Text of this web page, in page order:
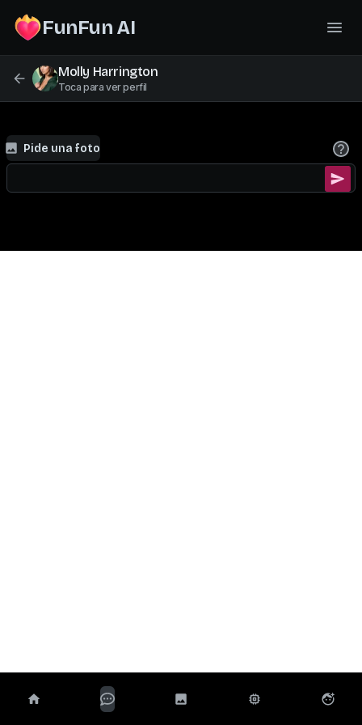
FunFun AI
Molly Harrington
Toca para ver perfil
Pide una foto